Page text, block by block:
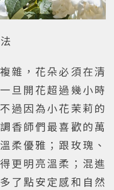
雜，花朵必須在清
旦開花超過幾小時
過因為小花茉莉的
香師們最喜歡的萬
柔優雅；跟玫瑰、
更明亮溫柔；混進
了點安定感和自然